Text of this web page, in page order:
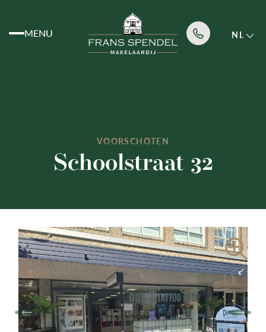
MENU NL
Diensten
Nieuws
Contact
VOORSCHOTEN
Schoolstraat 32